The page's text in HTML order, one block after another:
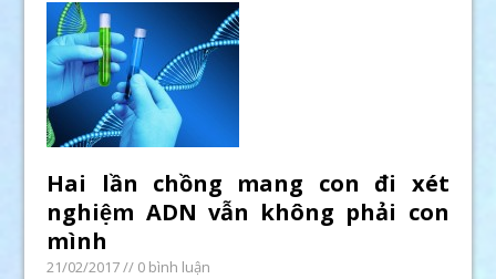
Hai lần chồng mang con đi xét
nghiệm ADN vẫn không phải con
mình
21/02/2017// 0 bình luận